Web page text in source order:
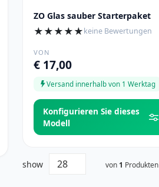
ZO Glas sauber Starterpaket
★★★★★keine Bewertungen
VON
€ 17,00
Versand innerhalb von 1 Werktag
Konfigurieren Sie dieses
Modell
show von 1 Produkten